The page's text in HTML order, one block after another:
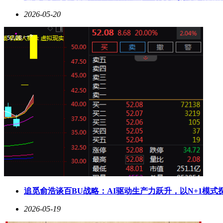
2026-05-20
追觅俞浩谈百BU战略：AI驱动生产力跃升，以N+1模式
2026-05-19